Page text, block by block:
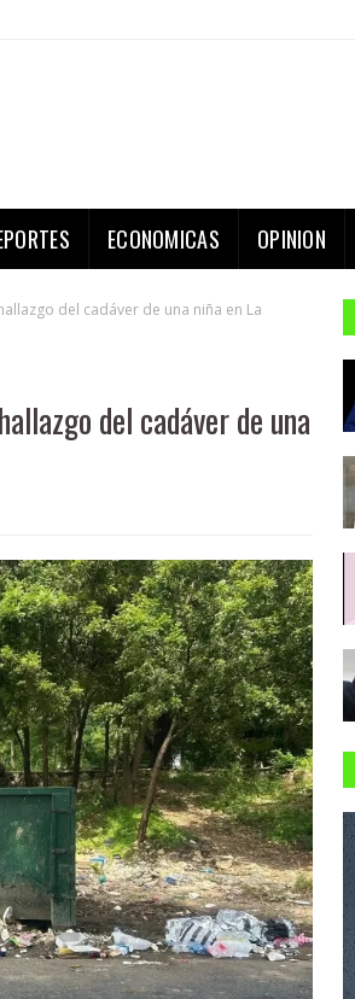
ECONOMICAS OPINION
del cadáver de una niña en La
del cadáver de una